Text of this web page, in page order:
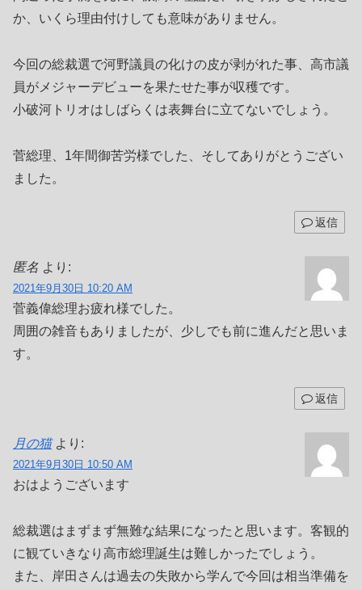
か、いくら理由付けしても意味がありません。
今回の総裁選で河野議員の化けの皮が剥がれた事、高市議
員がメジャーデビューを果たせた事が収穫です。
小破河トリオはしばらくは表舞台に立てないでしょう。
菅総理、1年間御苦労様でした、そしてありがとうござい
ました。
返信
匿名 より:
2021年9月30日 10:20 AM
菅義偉総理お疲れ様でした。
周囲の雑音もありましたが、少しでも前に進んだと思いま
す。
返信
月の猫 より:
2021年9月30日 10:50 AM
おはようございます
総裁選はまずまず無難な結果になったと思います。客観的
に観ていきなり高市総理誕生は難しかったでしょう。
また、岸田さんは過去の失敗から学んで今回は相当準備を